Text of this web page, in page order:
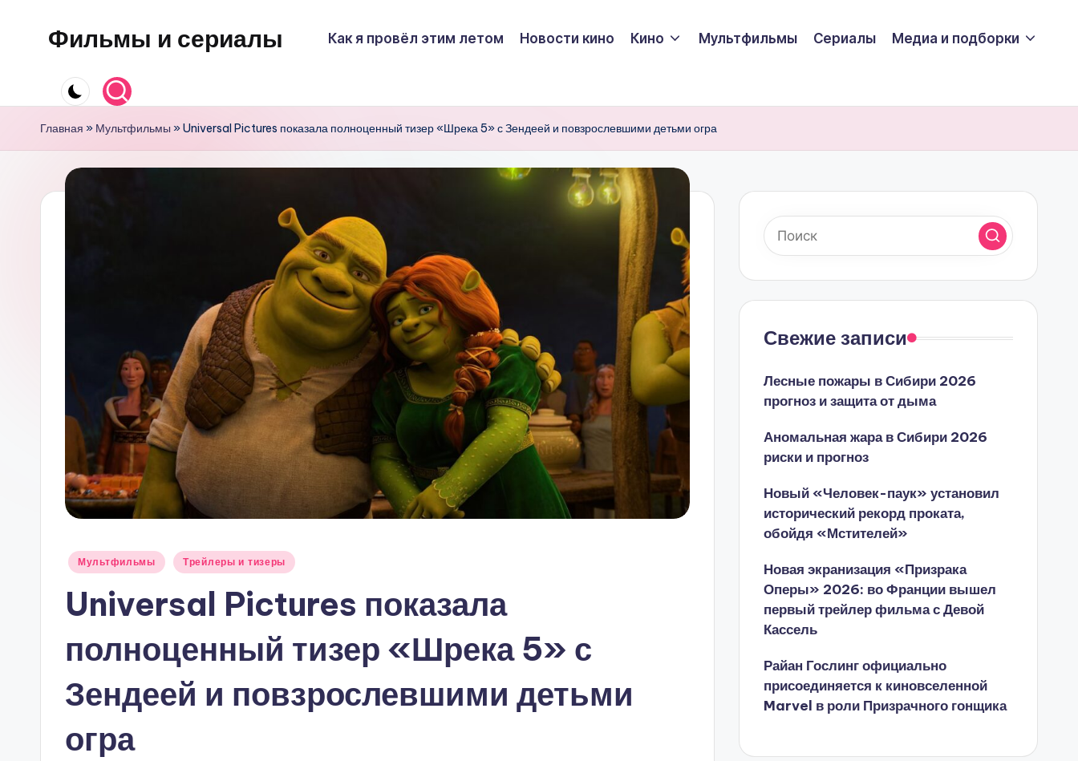
Перейти
содержимому
Фильмы и сериалы Как я провёл этим летом Новости кино Кино Мультфильмы Сериалы Медиа и подборки
Главная » Мультфильмы »Universal Pictures показала полноценный тизер «Шрека 5» с Зендеей и повзрослевшими детьми огра
Опубликовано
Мультфильмы Трейлеры и тизеры
Universal Pictures показала
полноценный тизер «Шрека 5» с
Зендеей и повзрослевшими детьми
огра
Свежие записи
Лесные пожары в Сибири 2026
прогноз и защита от дыма
Аномальная жара в Сибири 2026
риски и прогноз
Новый «Человек-паук» установил
исторический рекорд проката,
обойдя «Мстителей»
Новая экранизация «Призрака
Оперы» 2026: во Франции вышел
первый трейлер фильма с Девой
Кассель
Райан Гослинг официально
присоединяется к киновселенной
Marvel в роли Призрачного гонщика